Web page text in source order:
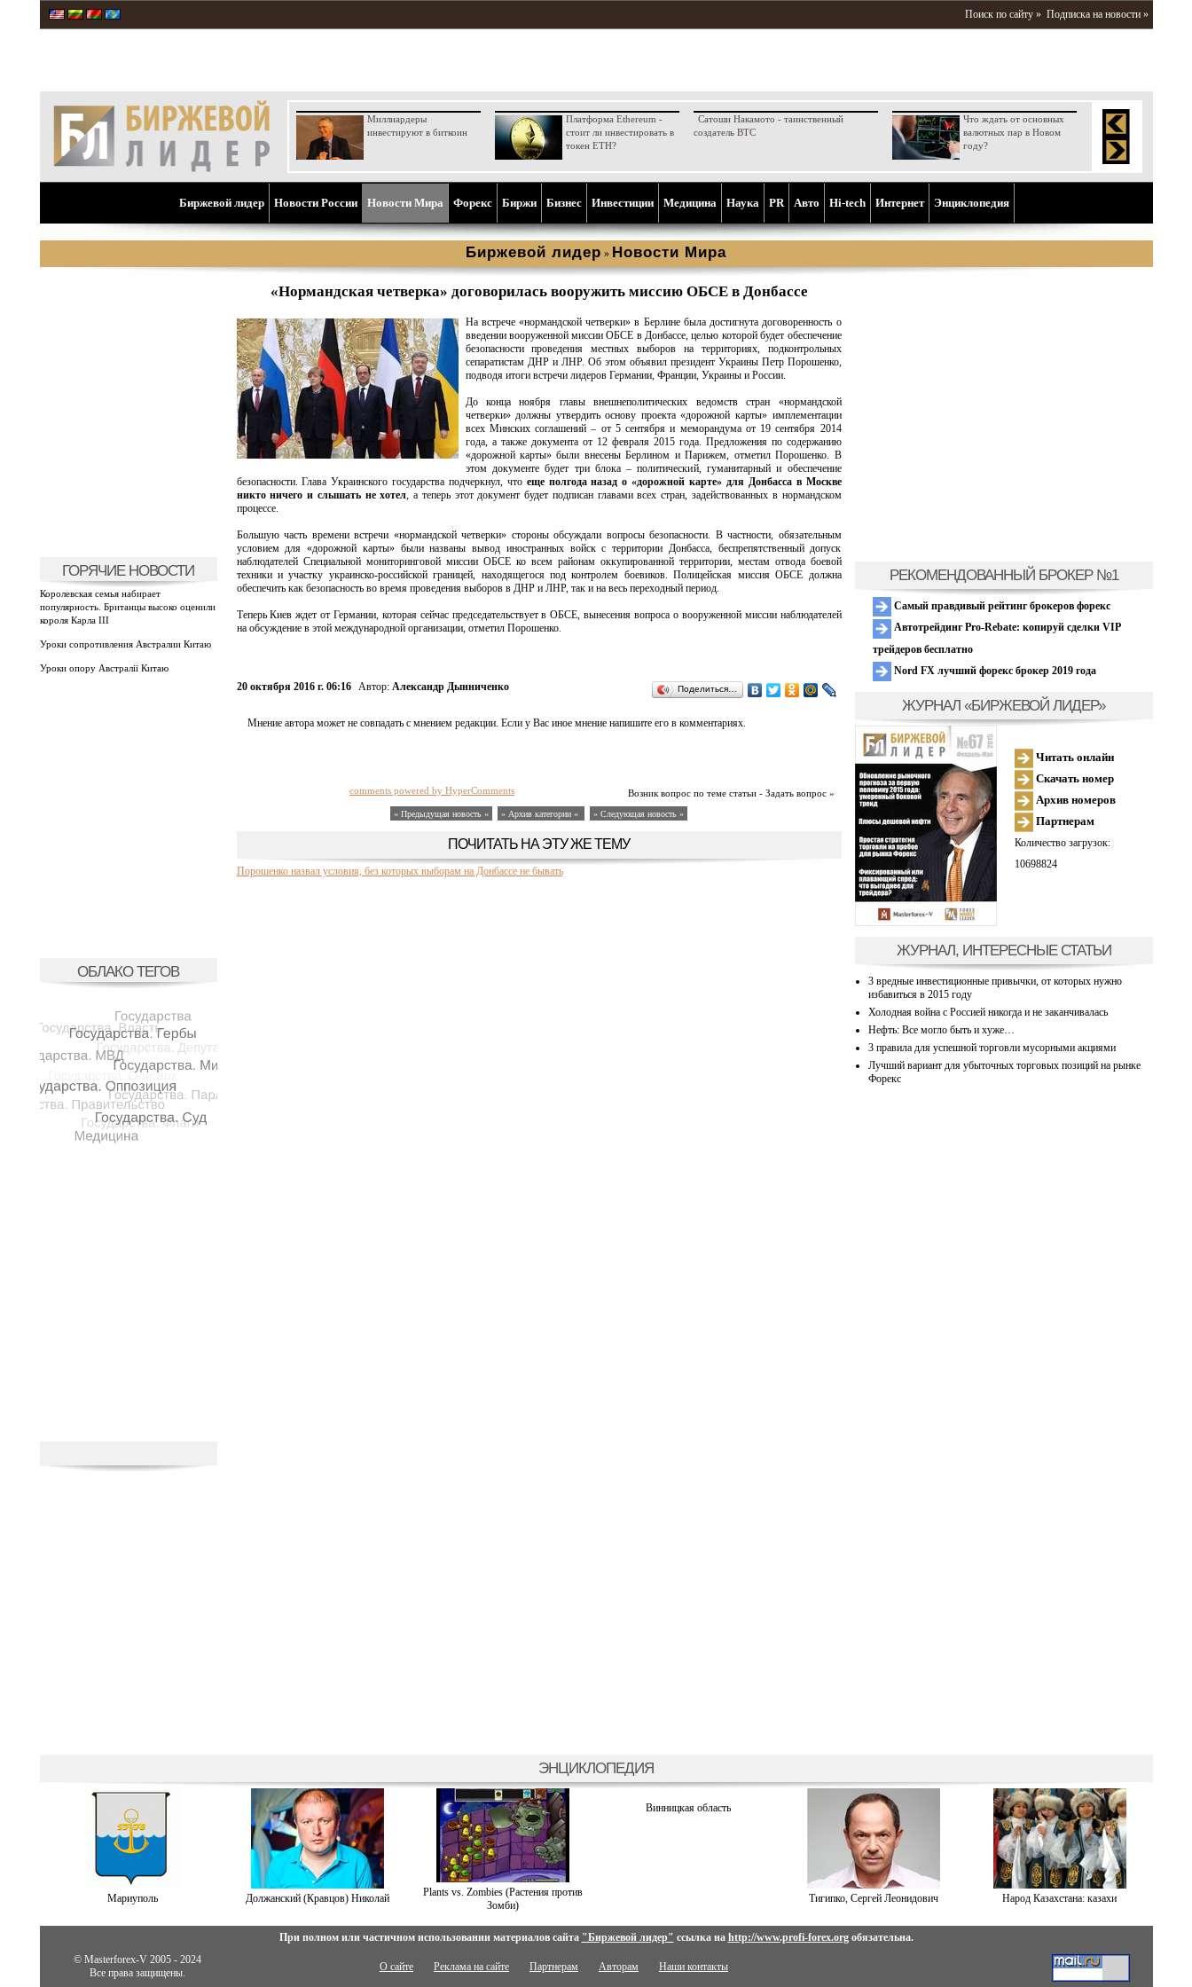
Поиск по сайту » Подписка на новости »
Миллиардеры
инвестируют в биткоин
Платформа Ethereum -
стоит ли инвестировать в
токен ETH?
Сатоши Накамото - таинственный
создатель BTC
Что ждать от основных
валютных пар в Новом
году?
Биржевой лидер Новости России Новости Мира Форекс Биржи Бизнес Инвестиции Медицина Наука PR Aвто Hi-tech Интернет Энциклопедия
Биржевой лидер » Новости Мира
ГОРЯЧИЕ НОВОСТИ
Королевская семья набирает
популярность. Британцы высоко оценили
короля Карла III
Уроки сопротивления Австралии Китаю
Уроки опору Австралії Китаю
ОБЛАКО ТЕГОВ
«Нормандская четверка» договорилась вооружить миссию ОБСЕ в Донбассе
На встрече «нормандской четверки» в Берлине была достигнута договоренность о
введении вооруженной миссии ОБСЕ в Донбассе, целью которой будет обеспечение
безопасности проведения местных выборов на территориях, подконтрольных
сепаратистам ДНР и ЛНР. Об этом объявил президент Украины Петр Порошенко,
подводя итоги встречи лидеров Германии, Франции, Украины и России.
До конца ноября главы внешнеполитических ведомств стран «нормандской
четверки» должны утвердить основу проекта «дорожной карты» имплементации
всех Минских соглашений – от 5 сентября и меморандума от 19 сентября 2014
года, а также документа от 12 февраля 2015 года. Предложения по содержанию
«дорожной карты» были внесены Берлином и Парижем, отметил Порошенко. В
этом документе будет три блока – политический, гуманитарный и обеспечение
безопасности. Глава Украинского государства подчеркнул, что еще полгода назад о «дорожной карте» для Донбасса в Москве
никто ничего и слышать не хотел, а теперь этот документ будет подписан главами всех стран, задействованных в нормандском
процессе.
Большую часть времени встречи «нормандской четверки» стороны обсуждали вопросы безопасности. В частности, обязательным
условием для «дорожной карты» были названы вывод иностранных войск с территории Донбасса, беспрепятственный допуск
наблюдателей Специальной мониторинговой миссии ОБСЕ ко всем районам оккупированной территории, местам отвода боевой
техники и участку украинско-российской границей, находящегося под контролем боевиков. Полицейская миссия ОБСЕ должна
обеспечить как безопасность во время проведения выборов в ДНР и ЛНР, так и на весь переходный период.
Теперь Киев ждет от Германии, которая сейчас председательствует в ОБСЕ, вынесения вопроса о вооруженной миссии наблюдателей
на обсуждение в этой международной организации, отметил Порошенко.
20 октября 2016 г. 06:16 Автор: Александр Дынниченко Поделиться…
Мнение автора может не совпадать с мнением редакции. Если у Вас иное мнение напишите его в комментариях.
Возник вопрос по теме статьи - Задать вопрос »
comments powered by HyperComments
« Предыдущая новость « » Архив категории « » Следующая новость »
ПОЧИТАТЬ НА ЭТУ ЖЕ ТЕМУ
Порошенко назвал условия, без которых выборам на Донбассе не бывать
РЕКОМЕНДОВАННЫЙ БРОКЕР №1
Самый правдивый рейтинг брокеров форекс
Автотрейдинг Pro-Rebate: копируй сделки VIP
трейдеров бесплатно
Nord FX лучший форекс брокер 2019 года
ЖУРНАЛ «БИРЖЕВОЙ ЛИДЕР»
Читать онлайн
Скачать номер
Архив номеров
Партнерам
Количество загрузок:
10698824
ЖУРНАЛ, ИНТЕРЕСНЫЕ СТАТЬИ
3 вредные инвестиционные привычки, от которых нужно
избавиться в 2015 году
Холодная война с Россией никогда и не заканчивалась
Нефть: Все могло быть и хуже…
3 правила для успешной торговли мусорными акциями
Лучший вариант для убыточных торговых позиций на рынке
Форекс
ЭНЦИКЛОПЕДИЯ
Мариуполь Должанский (Кравцов) Николай
Plants vs. Zombies (Растения против
Зомби)
Винницкая область
Тигипко, Сергей Леонидович Народ Казахстана: казахи
При полном или частичном использовании материалов сайта "Биржевой лидер" ссылка на http://www.profi-forex.orgобязательна.
© Masterforex-V 2005 - 2024
Все права защищены.
О сайте Реклама на сайте Партнерам Авторам Наши контакты